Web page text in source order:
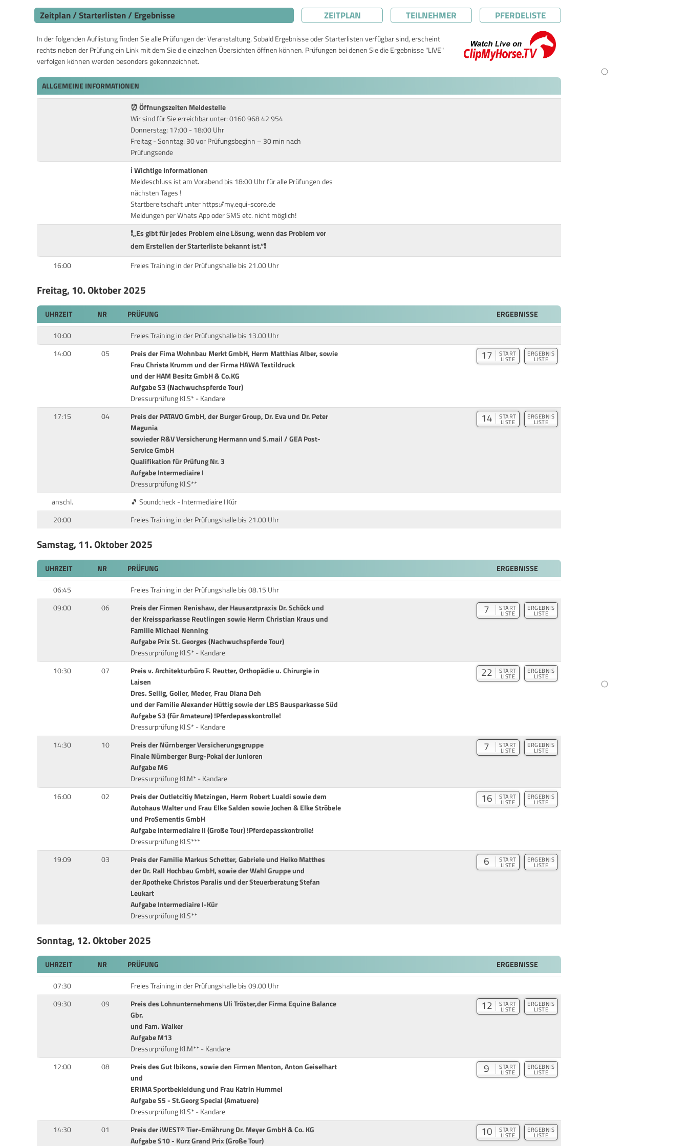
Zeitplan / Starterlisten / Ergebnisse ZEITPLAN TEILNEHMER PFERDELISTE
In der folgenden Auflistung finden Sie alle Prüfungen der Veranstaltung. Sobald Ergebnisse oder Starterlisten verfügbar sind, erscheint
rechts neben der Prüfung ein Link mit dem Sie die einzelnen Übersichten öffnen können. Prüfungen bei denen Sie die Ergebnisse "LIVE"
verfolgen können werden besonders gekennzeichnet.
ALLGEMEINE INFORMATIONEN
⏰ Öffnungszeiten Meldestelle
Wir sind für Sie erreichbar unter: 0160 968 42 954
Donnerstag: 17:00 - 18:00 Uhr
Freitag - Sonntag: 30 vor Prüfungsbeginn – 30 min nach
Prüfungsende
ℹ️ Wichtige Informationen
Meldeschluss ist am Vorabend bis 18:00 Uhr für alle Prüfungen des
nächsten Tages !
Startbereitschaft unter https://my.equi-score.de
Meldungen per Whats App oder SMS etc. nicht möglich!
❗️„Es gibt für jedes Problem eine Lösung, wenn das Problem vor
dem Erstellen der Starterliste bekannt ist.“❗️
16:00
Freies Training in der Prüfungshalle bis 21.00 Uhr
Freitag, 10. Oktober 2025
UHRZEIT NR PRÜFUNG
ERGEBNISSE
10:00
Freies Training in der Prüfungshalle bis 13.00 Uhr
14:00
05
Preis der Fima Wohnbau Merkt GmbH, Herrn Matthias Alber, sowie
Frau Christa Krumm und der Firma HAWA Textildruck
und der HAM Besitz GmbH & Co.KG
Aufgabe S3 (Nachwuchspferde Tour)
Dressurprüfung Kl.S* - Kandare
17 START
LISTE
ERGEBNIS
LISTE
17:15 04
Preis der PATAVO GmbH, der Burger Group, Dr. Eva und Dr. Peter
Magunia
sowieder R&V Versicherung Hermann und S.mail / GEA Post-
Service GmbH
Qualifikation für Prüfung Nr. 3
Aufgabe Intermediaire I
Dressurprüfung Kl.S**
14 START
LISTE
ERGEBNIS
LISTE
anschl.
🎵 Soundcheck - Intermediaire I Kür
20:00
Freies Training in der Prüfungshalle bis 21.00 Uhr
Samstag, 11. Oktober 2025
UHRZEIT NR PRÜFUNG
ERGEBNISSE
06:45
Freies Training in der Prüfungshalle bis 08.15 Uhr
09:00
06
Preis der Firmen Renishaw, der Hausarztpraxis Dr. Schöck und
der Kreissparkasse Reutlingen sowie Herrn Christian Kraus und
Familie Michael Nenning
Aufgabe Prix St. Georges (Nachwuchspferde Tour)
Dressurprüfung Kl.S* - Kandare
7 START
LISTE
ERGEBNIS
LISTE
10:30 07
Preis v. Architekturbüro F. Reutter, Orthopädie u. Chirurgie in
Laisen
Dres. Sellig, Goller, Meder, Frau Diana Deh
und der Familie Alexander Hüttig sowie der LBS Bausparkasse Süd
Aufgabe S3 (für Amateure) !Pferdepasskontrolle!
Dressurprüfung Kl.S* - Kandare
22 START
LISTE
ERGEBNIS
LISTE
14:30 10
Preis der Nürnberger Versicherungsgruppe
Finale Nürnberger Burg-Pokal der Junioren
Aufgabe M6
Dressurprüfung Kl.M* - Kandare
7 START
LISTE
ERGEBNIS
LISTE
16:00 02
Preis der Outletcitiy Metzingen, Herrn Robert Lualdi sowie dem
Autohaus Walter und Frau Elke Salden sowie Jochen & Elke Ströbele
und ProSementis GmbH
Aufgabe Intermediaire II (Große Tour) !Pferdepasskontrolle!
Dressurprüfung Kl.S***
16 START
LISTE
ERGEBNIS
LISTE
19:09 03
Preis der Familie Markus Schetter, Gabriele und Heiko Matthes
der Dr. Rall Hochbau GmbH, sowie der Wahl Gruppe und
der Apotheke Christos Paralis und der Steuerberatung Stefan
Leukart
Aufgabe Intermediaire I-Kür
Dressurprüfung Kl.S**
6 START
LISTE
ERGEBNIS
LISTE
Sonntag, 12. Oktober 2025
UHRZEIT NR PRÜFUNG
ERGEBNISSE
07:30
Freies Training in der Prüfungshalle bis 09.00 Uhr
09:30
09
Preis des Lohnunternehmens Uli Tröster,der Firma Equine Balance
Gbr.
und Fam. Walker
Aufgabe M13
Dressurprüfung Kl.M** - Kandare
12 START
LISTE
ERGEBNIS
LISTE
12:00 08
Preis des Gut Ibikons, sowie den Firmen Menton, Anton Geiselhart
und
ERIMA Sportbekleidung und Frau Katrin Hummel
Aufgabe S5 - St.Georg Special (Amatuere)
Dressurprüfung Kl.S* - Kandare
9 START
LISTE
ERGEBNIS
LISTE
14:30 01
Preis der iWEST® Tier-Ernährung Dr. Meyer GmbH & Co. KG
Aufgabe S10 - Kurz Grand Prix (Große Tour)
10 START
LISTE
ERGEBNIS
LISTE